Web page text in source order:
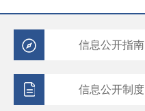
信息公开指南
信息公开制度